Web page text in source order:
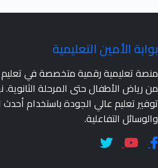
بوابة الأمين التعليمية
منصة تعليمية رقمية متخصصة في تعليم
من رياض الأطفال حتى المرحلة
توفير تعليم عالي الجودة باستخدام أحدث
والوسائل التفاعلية.